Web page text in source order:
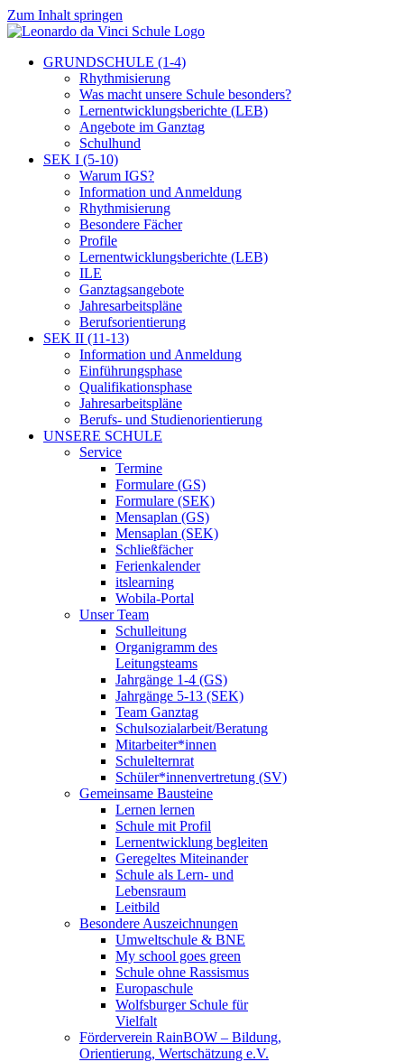
Zum Inhalt springen
GRUNDSCHULE (1-4)
Rhythmisierung
Was macht unsere Schule besonders?
Lernentwicklungsberichte (LEB)
Angebote im Ganztag
Schulhund
SEK I (5-10)
Warum IGS?
Information und Anmeldung
Rhythmisierung
Besondere Fächer
Profile
Lernentwicklungsberichte (LEB)
ILE
Ganztagsangebote
Jahresarbeitspläne
Berufsorientierung
SEK II (11-13)
Information und Anmeldung
Einführungsphase
Qualifikationsphase
Jahresarbeitspläne
Berufs- und Studienorientierung
UNSERE SCHULE
Service
Termine
Formulare (GS)
Formulare (SEK)
Mensaplan (GS)
Mensaplan (SEK)
Schließfächer
Ferienkalender
itslearning
Wobila-Portal
Unser Team
Schulleitung
Organigramm des
Leitungsteams
Jahrgänge 1-4 (GS)
Jahrgänge 5-13 (SEK)
Team Ganztag
Schulsozialarbeit/Beratung
Mitarbeiter*innen
Schulelternrat
Schüler*innenvertretung (SV)
Gemeinsame Bausteine
Lernen lernen
Schule mit Profil
Lernentwicklung begleiten
Geregeltes Miteinander
Schule als Lern- und
Lebensraum
Leitbild
Besondere Auszeichnungen
Umweltschule & BNE
My school goes green
Schule ohne Rassismus
Europaschule
Wolfsburger Schule für
Vielfalt
Förderverein RainBOW – Bildung,
Orientierung, Wertschätzung e.V.